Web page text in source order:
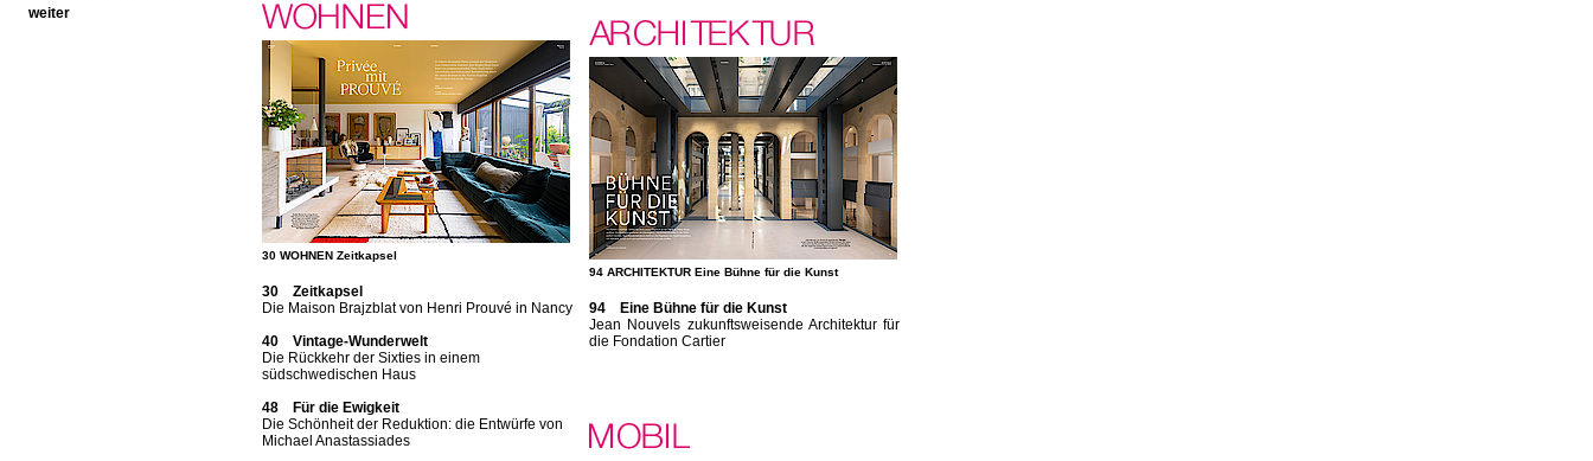
weiter
30 WOHNEN Zeitkapsel
30 Zeitkapsel
Die Maison Brajzblat von Henri Prouvé in Nancy
40 Vintage-Wunderwelt
Die Rückkehr der Sixties in einem
südschwedischen Haus
48 Für die Ewigkeit
Die Schönheit der Reduktion: die Entwürfe von
Michael Anastassiades
94 ARCHITEKTUR Eine Bühne für die Kunst
94 Eine Bühne für die Kunst
Jean Nouvels zukunftsweisende Architektur für
die Fondation Cartier